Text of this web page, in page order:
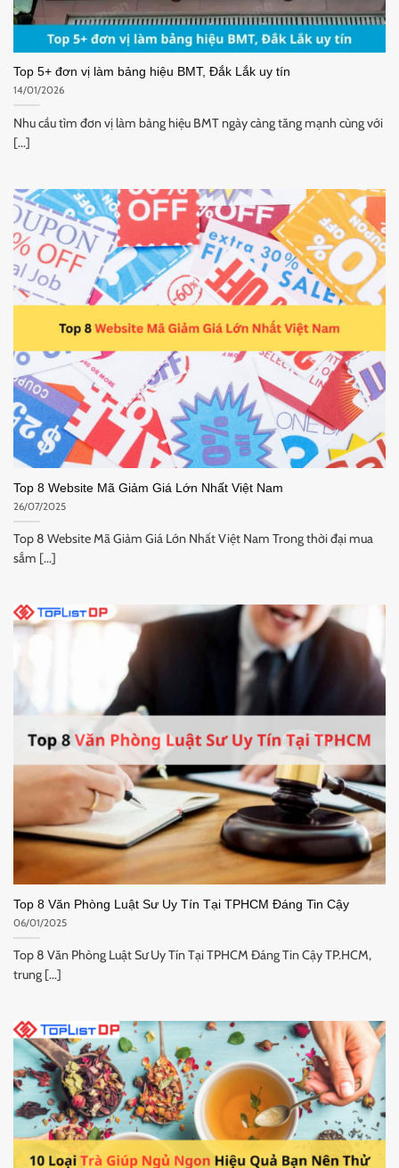
Top 5+ đơn vị làm bảng hiệu BMT, Đắk Lắk uy tín
14/01/2026
Nhu cầu tìm đơn vị làm bảng hiệu BMT ngày càng tăng mạnh cùng với
[...]
Top 8 Website Mã Giảm Giá Lớn Nhất Việt Nam
26/07/2025
Top 8 Website Mã Giảm Giá Lớn Nhất Việt Nam Trong thời đại mua
sắm [...]
Top 8 Văn Phòng Luật Sư Uy Tín Tại TPHCM Đáng Tin Cậy
06/01/2025
Top 8 Văn Phòng Luật Sư Uy Tín Tại TPHCM Đáng Tin Cậy TP.HCM,
trung [...]